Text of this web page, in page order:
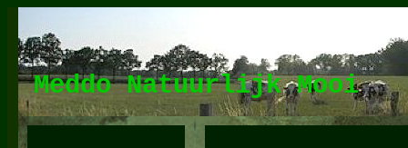
Meddo Natuurlijk Mooi